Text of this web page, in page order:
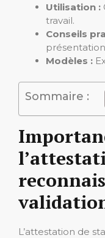
Utilisation :
travail.
Conseils
Modèles :
Sommaire :
L’attestation de